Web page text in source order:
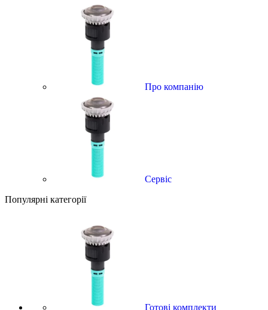
Про компанію
Сервіс
Популярні категорії
Готові комплекти